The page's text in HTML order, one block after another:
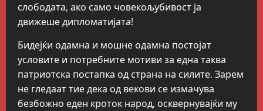
слободата, ако само човекољубивост ја
движеше дипломатијата!
Бидејќи одамна и мошне одамна постојат
условите и потребните мотиви за една таква
патриотска постапка од страна на силите. Зарем
не гледаат тие дека од векови се измачува
безбожно еден кроток народ, осквернувајќи му